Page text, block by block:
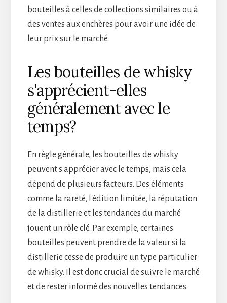
bouteilles à celles de collections similaires ou à
des ventes aux enchères pour avoir une idée de
leur prix sur le marché.
Les bouteilles de whisky
s'apprécient-elles
généralement avec le
temps?
En règle générale, les bouteilles de whisky
peuvent s'apprécier avec le temps, mais cela
dépend de plusieurs facteurs. Des éléments
comme la rareté, l'édition limitée, la réputation
de la distillerie et les tendances du marché
jouent un rôle clé. Par exemple, certaines
bouteilles peuvent prendre de la valeur si la
distillerie cesse de produire un type particulier
de whisky. Il est donc crucial de suivre le marché
et de rester informé des nouvelles tendances.